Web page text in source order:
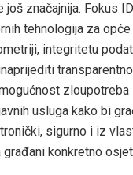
značajnija. Fokus
tehnologija za
integritetu
usluga kako bi
sigurno i iz
građani konkretno